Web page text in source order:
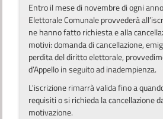
Entro il mese di novembre di ogni
Elettorale Comunale provvederà
ne hanno fatto richiesta e alla
motivi: domanda di cancellazione,
perdita del diritto elettorale,
d’Appello in seguito ad inadempienza.
L'iscrizione rimarrà valida fino a
requisiti o si richieda la cancellazione
motivazione.